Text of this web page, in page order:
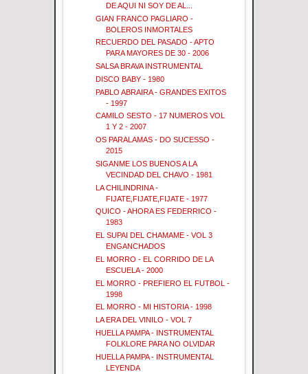
DE AQUI NI SOY DE AL...
GIAN FRANCO PAGLIARO -
BOLEROS INMORTALES
RECUERDO DEL PASADO - APTO
PARA MAYORES DE 30 - 2006
SALSA BRAVA INSTRUMENTAL
DISCO BABY - 1980
PABLO ABRAIRA - GRANDES EXITOS
- 1997
CAMILO SESTO - 17 NUMEROS VOL
1 Y 2 - 2007
OS PARALAMAS - DO SUCESSO -
2015
SIGANME LOS BUENOS A LA
VECINDAD DEL CHAVO - 1981
LA CHILINDRINA -
FIJATE,FIJATE,FIJATE - 1977
QUICO - AHORA ES FEDERRICO -
1983
EL SUPAI DEL CHAMAME - VOL 3
ENGANCHADOS
EL MORRO - EL CORRIDO DE LA
ESCUELA - 2000
EL MORRO - PREFIERO EL FUTBOL -
1998
EL MORRO - MI HISTORIA - 1998
LA ERA DEL VINILO - VOL 7
HUELLA PAMPA - INSTRUMENTAL
FOLKLORE PARA NO OLVIDAR
HUELLA PAMPA - INSTRUMENTAL
LEYENDA